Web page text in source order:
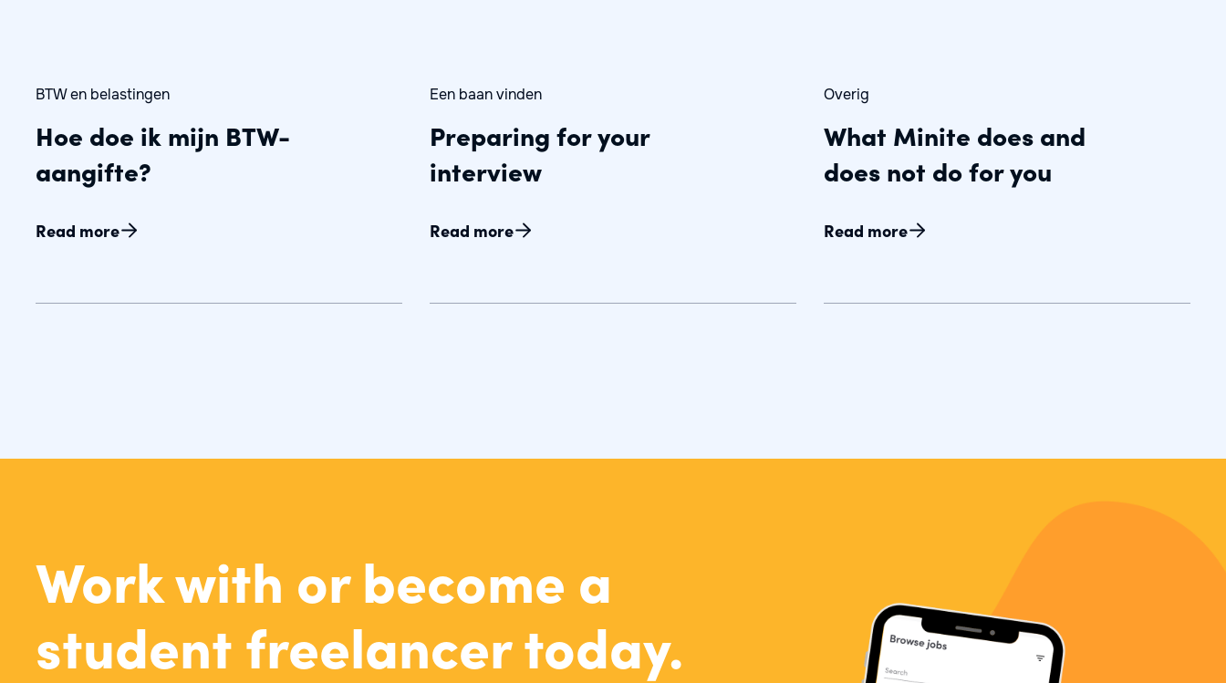
BTW en belastingen
Hoe doe ik mijn BTW-
aangifte?
Read more
Een baan vinden
Preparing for your
interview
Read more
Overig
What Minite does and
does not do for you
Read more
Work with or become a
student freelancer today.